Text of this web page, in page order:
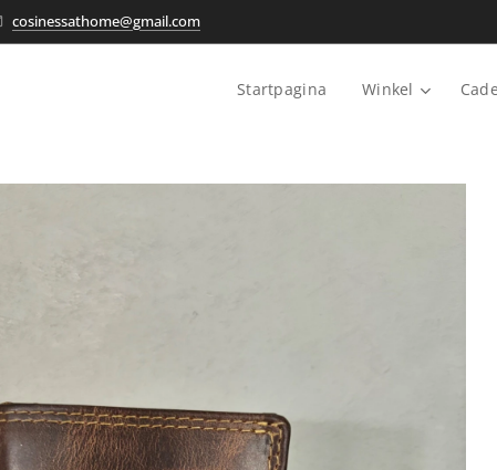
cosinessathome@gmail.com
Startpagina Winkel